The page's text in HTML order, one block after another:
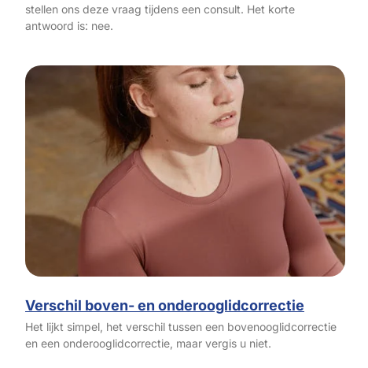
stellen ons deze vraag tijdens een consult. Het korte
antwoord is: nee.
Verschil boven- en onderooglidcorrectie
Het lijkt simpel, het verschil tussen een bovenooglidcorrectie
en een onderooglidcorrectie, maar vergis u niet.